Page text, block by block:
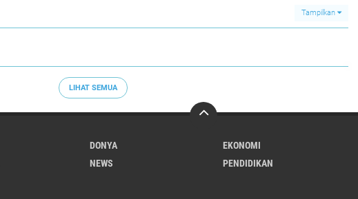
Tampilkan
LIHAT SEMUA
DONYA
EKONOMI
NEWS
PENDIDIKAN